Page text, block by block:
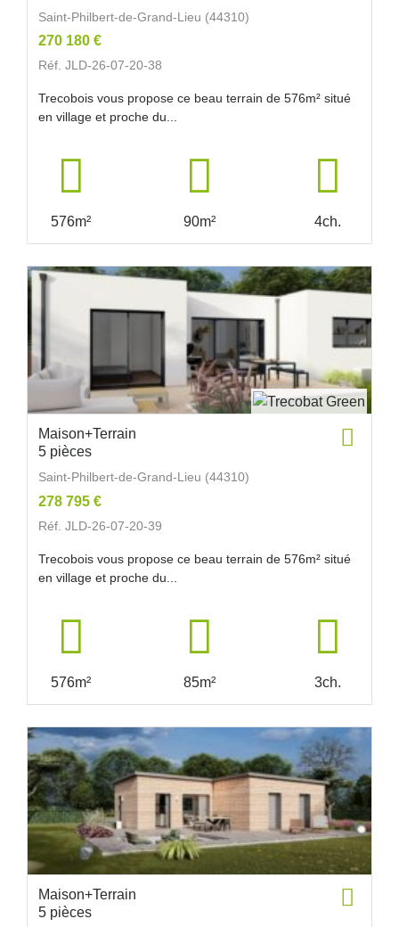
Saint-Philbert-de-Grand-Lieu (44310)
270 180 €
Réf. JLD-26-07-20-38
Trecobois vous propose ce beau terrain de 576m² situé
en village et proche du...
576m² 90m² 4ch.
Maison+Terrain
5 pièces
Saint-Philbert-de-Grand-Lieu (44310)
278 795 €
Réf. JLD-26-07-20-39
Trecobois vous propose ce beau terrain de 576m² situé
en village et proche du...
576m² 85m² 3ch.
Maison+Terrain
5 pièces